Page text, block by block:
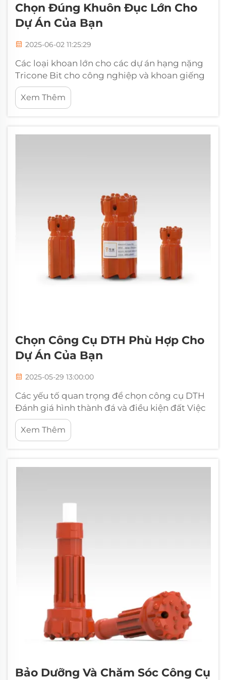
Chọn Đúng Khuôn Đục Lớn Cho
Dự Án Của Bạn
2025-06-02 11:25:29
Các loại khoan lớn cho các dự án hạng nặng
Tricone Bit cho công nghiệp và khoan giếng
nước Tricone khoan đi kèm với ba nón quay
mà mọi người nói về, được xây dựng ngay
trong chúng cho các công việc khó khăn nơi
Xem Thêm
Chọn Công Cụ DTH Phù Hợp Cho
Dự Án Của Bạn
2025-05-29 13:00:00
Các yếu tố quan trọng để chọn công cụ DTH
Đánh giá hình thành đá và điều kiện đất Việc
tìm hiểu các hình thành đá và điều kiện đất
địa phương tạo ra sự khác biệt khi chọn các
công cụ DTH phù hợp cho bất kỳ công trình
Xem Thêm
Bảo Dưỡng Và Chăm Sóc Công Cụ